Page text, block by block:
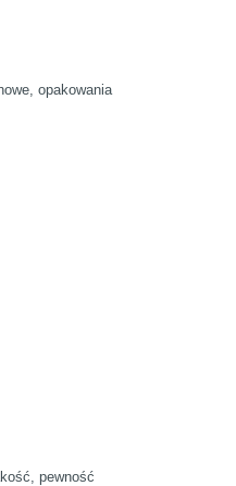
opakowania
pewność